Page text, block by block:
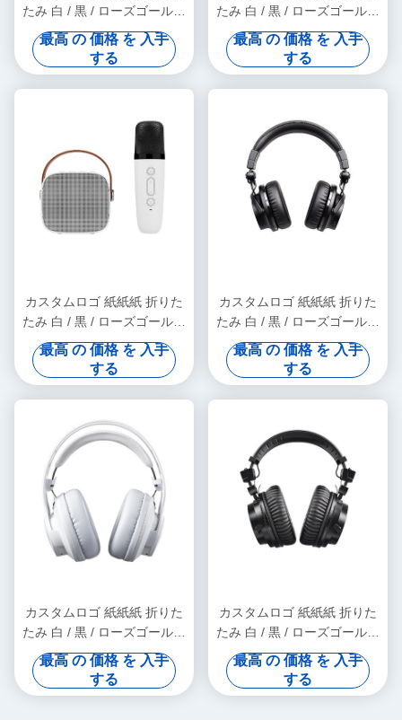
たみ 白 / 黒 / ローズゴールド
高級 磁気 ギフト ボックス リ
ボン 閉め付き
最高 の 価格 を 入手
する
たみ 白 / 黒 / ローズゴールド
高級 磁気 ギフト ボックス リ
ボン 閉め付き
最高 の 価格 を 入手
する
カスタムロゴ 紙紙紙 折りた
たみ 白 / 黒 / ローズゴールド
高級 磁気 ギフト ボックス リ
ボン 閉め付き
最高 の 価格 を 入手
する
カスタムロゴ 紙紙紙 折りた
たみ 白 / 黒 / ローズゴールド
高級 磁気 ギフト ボックス リ
ボン 閉め付き
最高 の 価格 を 入手
する
カスタムロゴ 紙紙紙 折りた
たみ 白 / 黒 / ローズゴールド
高級 磁気 ギフト ボックス リ
ボン 閉め付き
最高 の 価格 を 入手
する
カスタムロゴ 紙紙紙 折りた
たみ 白 / 黒 / ローズゴールド
高級 磁気 ギフト ボックス リ
ボン 閉め付き
最高 の 価格 を 入手
する